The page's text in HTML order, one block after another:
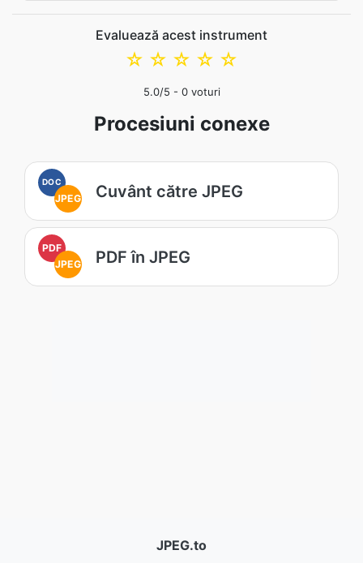
Evaluează acest instrument
☆
☆
☆
☆
☆
5.0/5 - 0voturi
Procesiuni conexe
DOC
JPEG Cuvânt către JPEG
PDF
JPEG
PDF în JPEG
JPEG.to